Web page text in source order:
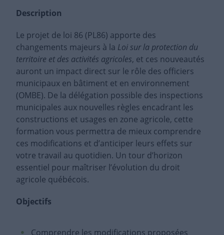
Description
Le projet de loi 86 (PL86) apporte des
changements majeurs à la Loi sur la protection du
territoire et des activités agricoles, et ces nouveautés
auront un impact direct sur le rôle des officiers
municipaux en bâtiment et en environnement
(OMBE). De la délégation possible des inspections
municipales aux nouvelles règles encadrant les
constructions et usages en zone agricole, cette
formation vous permettra de mieux comprendre
ces modifications et d’anticiper leurs effets sur
votre travail au quotidien. Un tour d’horizon
essentiel pour maîtriser l’évolution du droit
agricole québécois.
Objectifs
Comprendre les modifications proposées